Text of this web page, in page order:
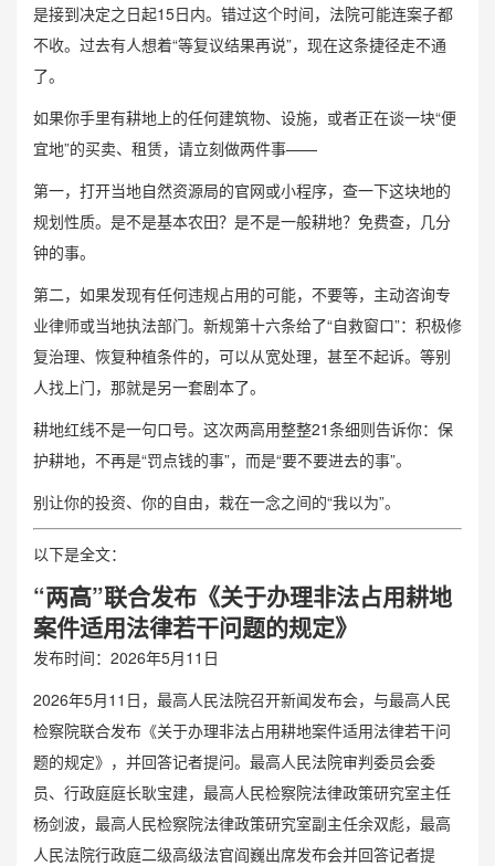
是接到决定之日起15日内。错过这个时间，法院可能连案子都
不收。过去有人想着“等复议结果再说”，现在这条捷径走不通
了。
如果你手里有耕地上的任何建筑物、设施，或者正在谈一块“便
宜地”的买卖、租赁，请立刻做两件事——
第一，打开当地自然资源局的官网或小程序，查一下这块地的
规划性质。是不是基本农田？是不是一般耕地？免费查，几分
钟的事。
第二，如果发现有任何违规占用的可能，不要等，主动咨询专
业律师或当地执法部门。新规第十六条给了“自救窗口”：积极修
复治理、恢复种植条件的，可以从宽处理，甚至不起诉。等别
人找上门，那就是另一套剧本了。
耕地红线不是一句口号。这次两高用整整21条细则告诉你：保
护耕地，不再是“罚点钱的事”，而是“要不要进去的事”。
别让你的投资、你的自由，栽在一念之间的“我以为”。
以下是全文：
“两高”联合发布《关于办理非法占用耕地
案件适用法律若干问题的规定》
发布时间：2026年5月11日
2026年5月11日，最高人民法院召开新闻发布会，与最高人民
检察院联合发布《关于办理非法占用耕地案件适用法律若干问
题的规定》，并回答记者提问。最高人民法院审判委员会委
员、行政庭庭长耿宝建，最高人民检察院法律政策研究室主任
杨剑波，最高人民检察院法律政策研究室副主任余双彪，最高
人民法院行政庭二级高级法官阎巍出席发布会并回答记者提